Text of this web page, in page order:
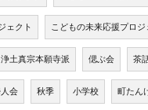
ェクト こどもの未来応援プロジ
浄土真宗本願寺派 偲ぶ会 茶
会 秋季 小学校 町たん